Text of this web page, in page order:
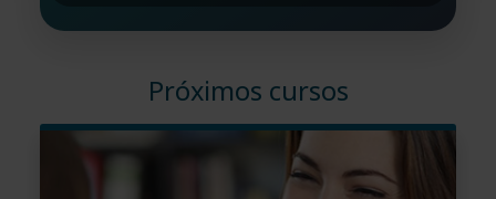
Próximos cursos